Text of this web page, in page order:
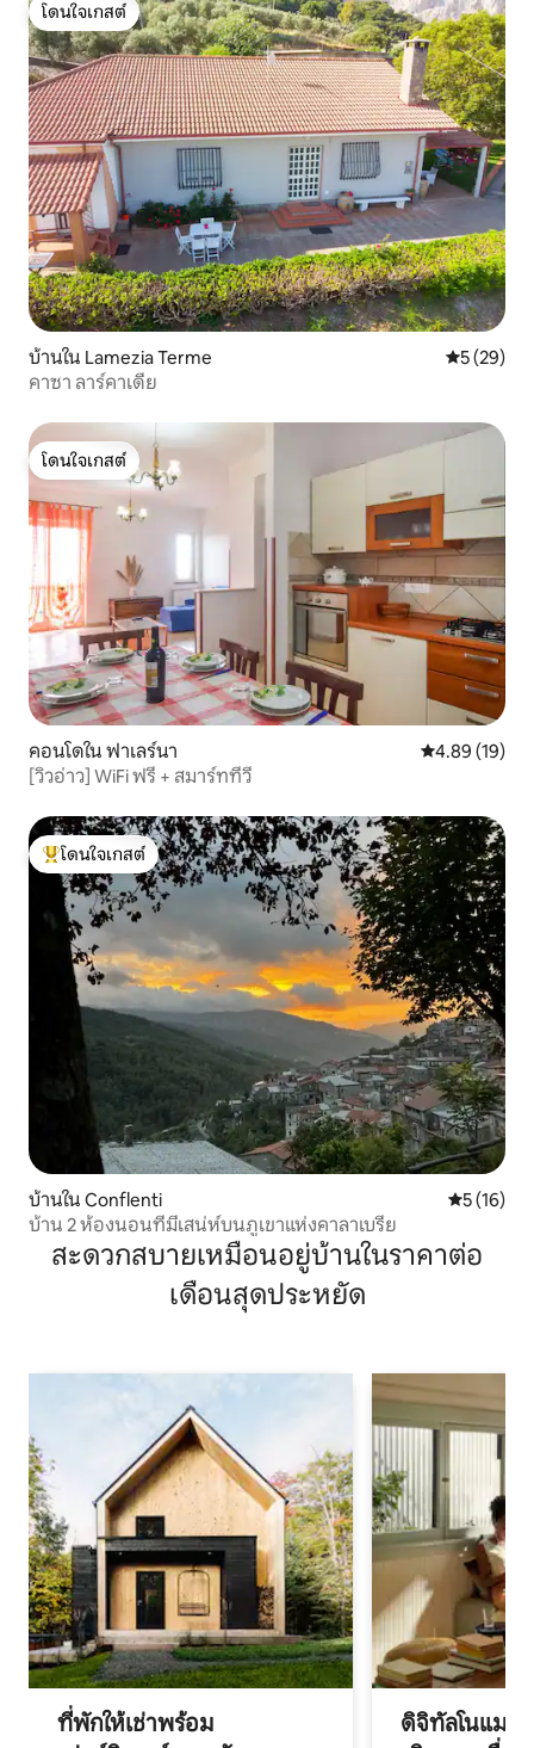
โดนใจเกสต์
โดนใจเกสต์
บ้านใน Lamezia Terme คะแนนเฉลี่
5 (29)
คาซา ลาร์คาเดีย
โดนใจเกสต์
โดนใจเกสต์
คอนโดใน ฟาเลร์นา คะแนนเฉลี่ย
4.89 (19)
[วิวอ่าว] WiFi ฟรี + สมาร์ททีวี
โดนใจเกสต์ที่สุด
โดนใจเกสต์
บ้านใน Conflenti คะแนนเฉลี่
5 (16)
บ้าน 2 ห้องนอนที่มีเสน่ห์บนภูเขาแห่งคาลาเบรีย
สะดวกสบายเหมือนอยู่บ้านในราคาต่อ
เดือนสุดประหยัด
ที่พักให้เช่าพร้อม
ดิจิทัลโนแมด